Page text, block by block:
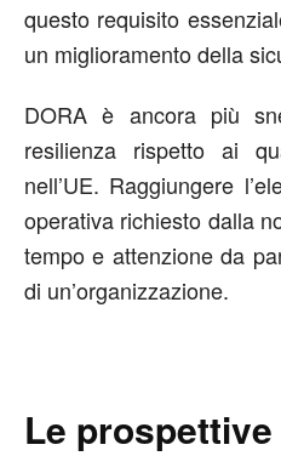
questo requisito
un miglioramento della
DORA è ancora più
resilienza rispetto ai
nell’UE. Raggiungere
operativa richiesto dalla
tempo e attenzione da
di un’organizzazione.
Le prospettive